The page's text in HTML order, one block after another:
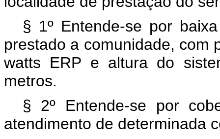
§ 1º Entende-se por
prestado a comunidade, com
watts ERP e altura do
metros.
§ 2º Entende-se por
atendimento de determinada